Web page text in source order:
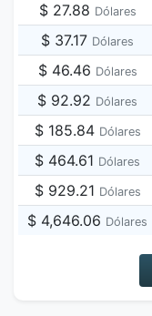
$ 27.88 Dólares
$ 37.17 Dólares
$ 46.46 Dólares
$ 92.92 Dólares
$ 185.84 Dólares
$ 464.61 Dólares
$ 929.21 Dólares
$ 4,646.06 Dólares